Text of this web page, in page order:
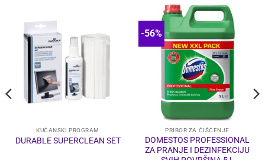
KUĆANSKI PROGRAM
DURABLE SUPERCLEAN SET
-56%
PRIBOR ZA ČIŠĆENJE
DOMESTOS PROFESSIONAL
ZA PRANJE I DEZINFEKCIJU